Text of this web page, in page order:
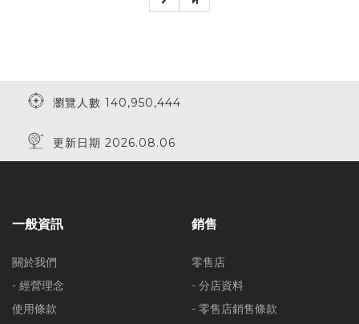
瀏覽人數 140,950,444
更新日期 2026.08.06
一般資訊
關於我們
- 經營理念
使用條款
銷售
零售店
- 分店資料
- 零售店銷售條款